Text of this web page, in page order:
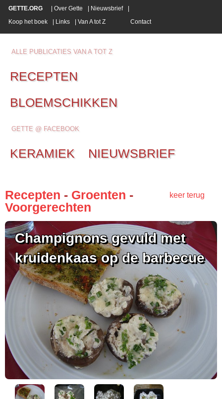
GETTE.ORG Over Gette Nieuwsbrief
Koop het boek
Links Van A tot Z Contact
ALLE PUBLICATIES VAN A TOT Z
RECEPTEN
BLOEMSCHIKKEN
GETTE @ FACEBOOK
KERAMIEK NIEUWSBRIEF
keer terug
Recepten - Groenten -
Voorgerechten
Champignons gevuld met
kruidenkaas op de barbecue